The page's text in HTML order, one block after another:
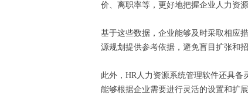
价、离职率等，更好地把握企业人力资源
基于这些数据，企业能够及时采取相应
源规划提供参考依据，避免盲目扩张和招
此外，HR人力资源系统管理软件还具
能够根据企业需要进行灵活的设置和扩